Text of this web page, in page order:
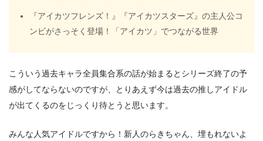
『アイカツフレンズ！』『アイカツスターズ』の主人公コ
ンビがさっそく登場！「アイカツ」でつながる世界
こういう過去キャラ全員集合系の話が始まるとシリーズ終了の予
感がしてならないのですが、とりあえず今は過去の推しアイドル
が出てくるのをじっくり待とうと思います。
みんな人気アイドルですから！新人のらきちゃん、埋もれないよ